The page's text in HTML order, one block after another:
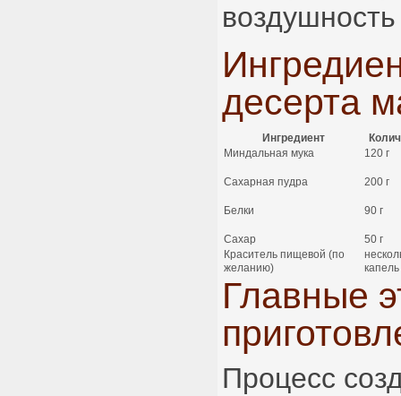
воздушность
десерта
Ингредиент
Миндальная мука
120 г
Сахарная пудра 200 г
Белки 90 г
Сахар
50 г
Краситель пищевой (по
желанию)
капель
Главные
Процесс